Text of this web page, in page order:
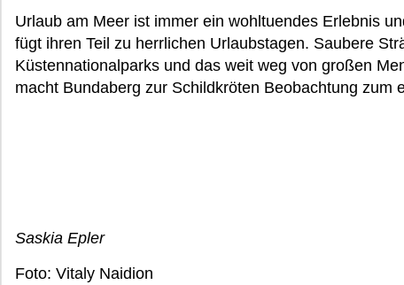
Urlaub am Meer ist immer ein wohltuendes Erlebnis
fügt ihren Teil zu herrlichen Urlaubstagen. Saubere
Küstennationalparks und das weit weg von großen
macht Bundaberg zur Schildkröten Beobachtung zum
Saskia Epler
Foto: Vitaly Naidion